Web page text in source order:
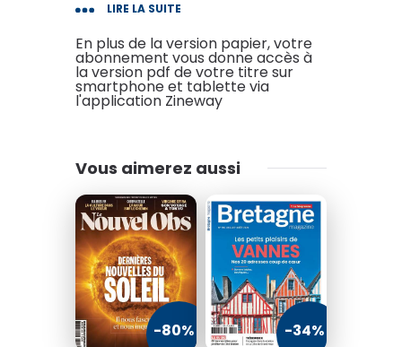
pratique et leur progression au
quotidien.
Avec votre abonnement à
Voiles et Voiliers, retrouvez
tous les mois les récits
professionnels ou de simples
des rubriques techniques et
pédagogiques pour apprendre
à naviguer et à se
perfectionner.
LIRE LA SUITE
En plus de la version papier, votre
abonnement vous donne accès à
la version pdf de votre titre sur
smartphone et tablette via
l'application Zineway
Vous aimerez aussi
-80% -34%